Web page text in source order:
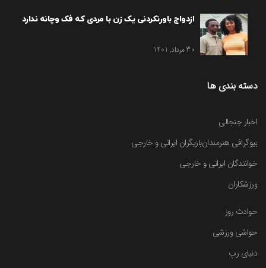
ازدواج باورنکردنی یک زن با مردی که فک وچانه ندارد
30 مرداد, 1401
دسته بندی ها
اخبار جنجالی
بیوگرافی هنرمندانبازیگران ایرانی و خارجی
خوانندگان ایرانی و خارجی
ورزشکاران
حوادث روز
حواشی ورزشی
دنیای رپ